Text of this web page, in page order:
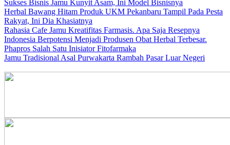
Sukses Bisnis Jamu Kunyit Asam, Ini Model Bisnisnya
Herbal Bawang Hitam Produk UKM Pekanbaru Tampil Pada Pesta
Rakyat, Ini Dia Khasiatnya
Rahasia Cafe Jamu Kreatifitas Farmasis. Apa Saja Resepnya
Indonesia Berpotensi Menjadi Produsen Obat Herbal Terbesar.
Phapros Salah Satu Inisiator Fitofarmaka
Jamu Tradisional Asal Purwakarta Rambah Pasar Luar Negeri